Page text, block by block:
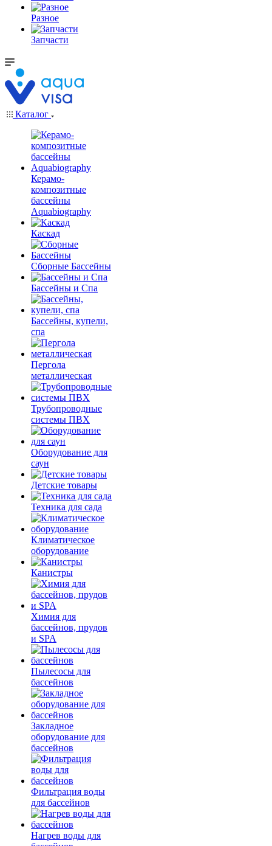
Разное
Запчасти
Каталог
Керамо-
композитные
бассейны
Aquabiography
Каскад
Сборные Бассейны
Бассейны и Спа
Бассейны, купели,
спа
Пергола
металлическая
Трубопроводные
системы ПВХ
Оборудование для
саун
Детские товары
Техника для сада
Климатическое
оборудование
Канистры
Химия для
бассейнов, прудов
и SPA
Пылесосы для
бассейнов
Закладное
оборудование для
бассейнов
Фильтрация воды
для бассейнов
Нагрев воды для